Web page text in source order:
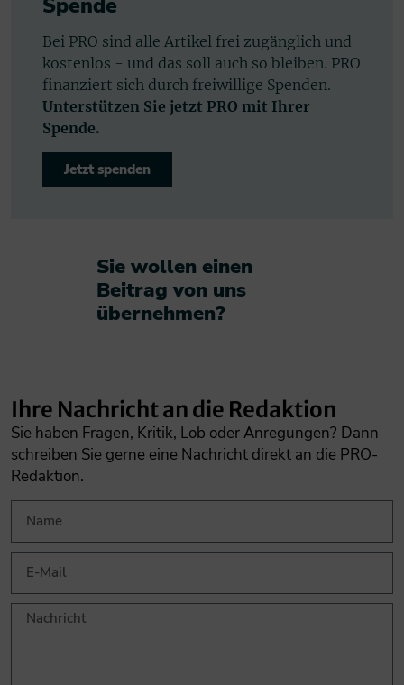
Bei PRO sind alle Artikel frei zugänglich und
kostenlos - und das soll auch so bleiben. PRO
finanziert sich durch freiwillige Spenden.
Unterstützen Sie jetzt PRO mit Ihrer
Spende.
Jetzt spenden
Sie wollen einen
Beitrag von uns
übernehmen?​
Ihre Nachricht an die Redaktion
Sie haben Fragen, Kritik, Lob oder Anregungen? Dann
schreiben Sie gerne eine Nachricht direkt an die PRO-
Redaktion.